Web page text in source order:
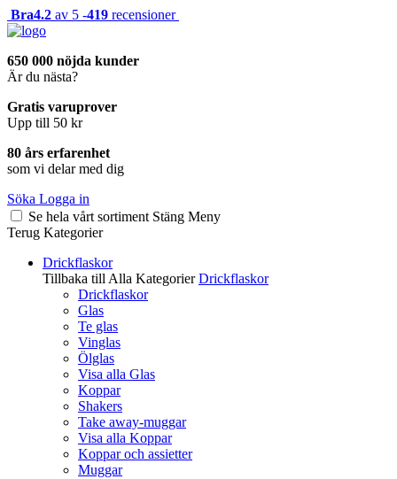
Bra4.2 av 5 -419 recensioner
650 000 nöjda kunder
Är du nästa?
Gratis varuprover
Upp till 50 kr
80 års erfarenhet
som vi delar med dig
Söka Logga in
Se hela vårt sortiment Stäng Meny
Terug Kategorier
Drickflaskor
Tillbaka till Alla Kategorier Drickflaskor
Drickflaskor
Glas
Te glas
Vinglas
Ölglas
Visa alla Glas
Koppar
Shakers
Take away-muggar
Visa alla Koppar
Koppar och assietter
Muggar